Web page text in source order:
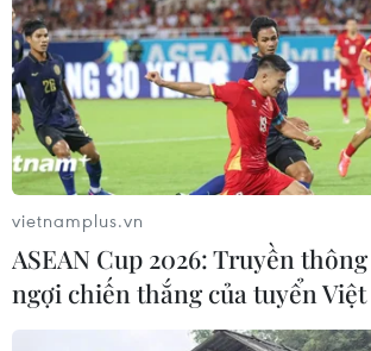
vietnamplus.vn
ASEAN Cup 2026: Truyền thông
ngợi chiến thắng của tuyển Việt